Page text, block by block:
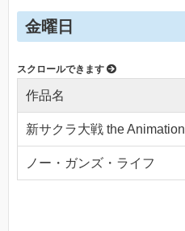
金曜日
作品名
新サクラ大戦 the Animation
ノー・ガンズ・ライフ